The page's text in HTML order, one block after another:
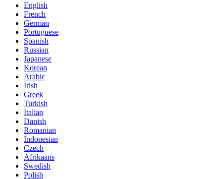
English
French
German
Portuguese
Spanish
Russian
Japanese
Korean
Arabic
Irish
Greek
Turkish
Italian
Danish
Romanian
Indonesian
Czech
Afrikaans
Swedish
Polish